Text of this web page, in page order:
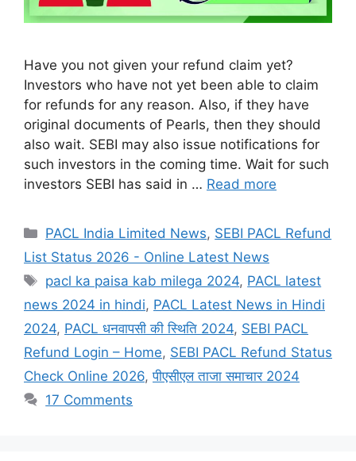
Have you not given your refund claim yet?
Investors who have not yet been able to claim
for refunds for any reason. Also, if they have
original documents of Pearls, then they should
also wait. SEBI may also issue notifications for
such investors in the coming time. Wait for such
investors SEBI has said in … Read more
Categories
PACL India Limited News, SEBI PACL Refund
List Status 2026 - Online Latest News
Tags
pacl ka paisa kab milega 2024, PACL latest
news 2024 in hindi, PACL Latest News in Hindi
2024, PACL धनवापसी की स्थिति 2024, SEBI PACL
Refund Login – Home, SEBI PACL Refund Status
Check Online 2026,पीएसीएल ताजा समाचार 2024
17 Comments